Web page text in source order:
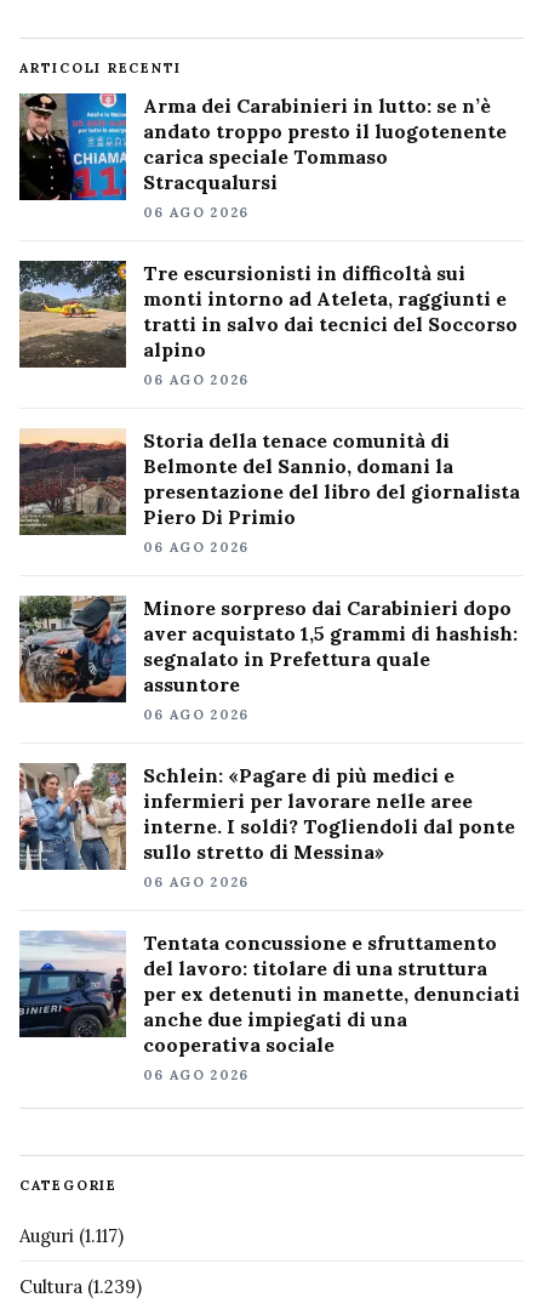
ARTICOLI RECENTI
Arma dei Carabinieri in lutto: se n’è
andato troppo presto il luogotenente
carica speciale Tommaso
Stracqualursi
06 AGO 2026
Tre escursionisti in difficoltà sui
monti intorno ad Ateleta, raggiunti e
tratti in salvo dai tecnici del Soccorso
alpino
06 AGO 2026
Storia della tenace comunità di
Belmonte del Sannio, domani la
presentazione del libro del giornalista
Piero Di Primio
06 AGO 2026
Minore sorpreso dai Carabinieri dopo
aver acquistato 1,5 grammi di hashish:
segnalato in Prefettura quale
assuntore
06 AGO 2026
Schlein: «Pagare di più medici e
infermieri per lavorare nelle aree
interne. I soldi? Togliendoli dal ponte
sullo stretto di Messina»
06 AGO 2026
Tentata concussione e sfruttamento
del lavoro: titolare di una struttura
per ex detenuti in manette, denunciati
anche due impiegati di una
cooperativa sociale
06 AGO 2026
CATEGORIE
Auguri (1.117)
Cultura (1.239)